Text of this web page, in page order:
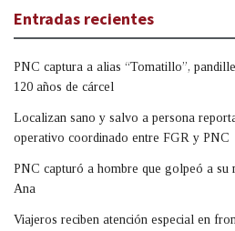
Entradas recientes
PNC captura a alias “Tomatillo”,
120 años de cárcel
Localizan sano y salvo a persona
operativo coordinado entre FGR y PNC
PNC capturó a hombre que golpeó a su
Ana
Viajeros reciben atención especial en